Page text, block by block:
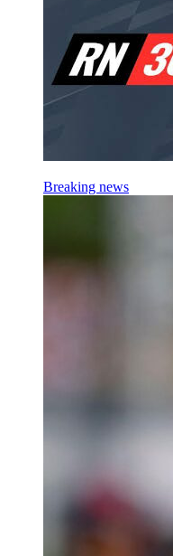
Breaking news